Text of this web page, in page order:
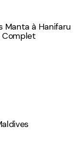
Manta à Hanifaru
Complet